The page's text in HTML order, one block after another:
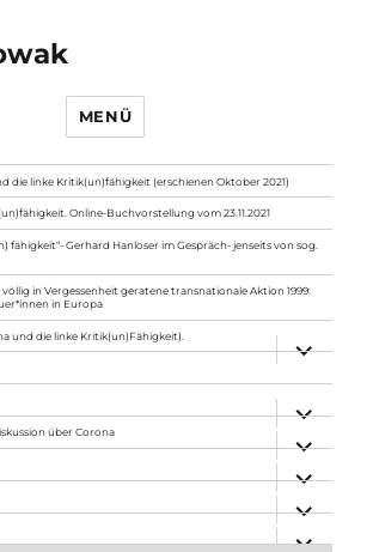
MENÜ
die linke Kritik(un)fähigkeit (erschienen Oktober 2021)
Online-Buchvorstellung vom 23.11.2021
fähigkeit“- Gerhard Hanloser im Gespräch- jenseits von sog.
in Vergessenheit geratene transnationale Aktion 1999:
in Europa
und die linke Kritik(un)Fähigkeit).
anzeigen
anzeigen
über Corona
anzeigen
anzeigen
anzeigen